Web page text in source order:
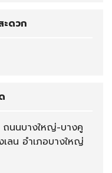
ะดวก
นนบางใหญ่-บางคู
ลน อำเภอบางใหญ่